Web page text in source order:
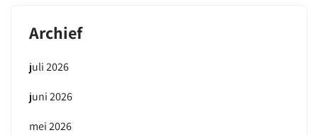
Archief
juli 2026
juni 2026
mei 2026